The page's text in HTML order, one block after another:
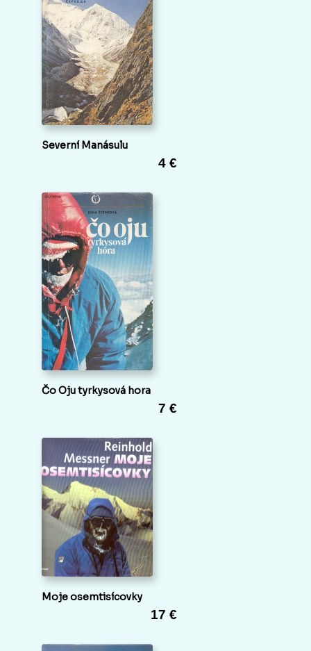
Severní Manásulu
4 €
Čo Oju tyrkysová hora
7 €
Moje osemtisícovky
17 €